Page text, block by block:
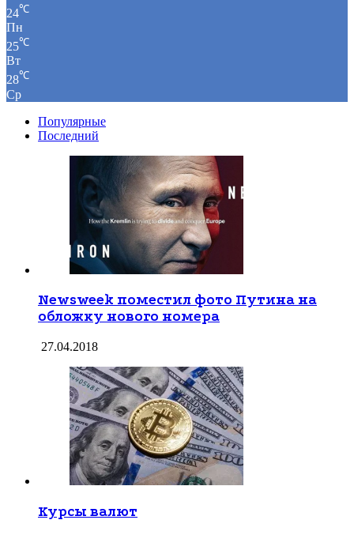
24℃
Пн
25℃
Вт
28℃
Ср
Популярные
Последний
Newsweek поместил фото Путина на
обложку нового номера
27.04.2018
Курсы валют